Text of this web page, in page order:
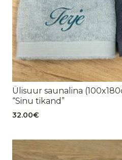
Ülisuur saunalina
“Sinu tikand”
32.00€